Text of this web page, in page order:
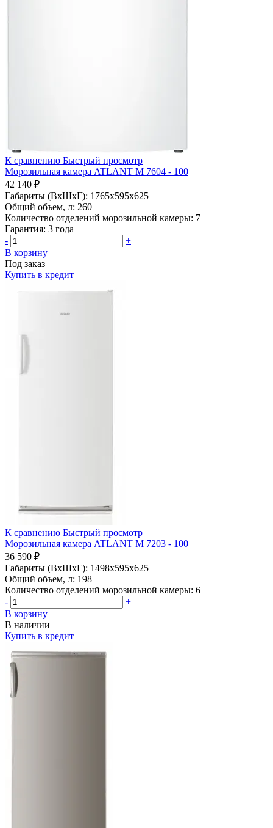
К сравнению Быстрый просмотр
Морозильная камера ATLANT М 7604 - 100
42 140 ₽
Габариты (ВхШхГ): 1765x595x625
Общий объем, л: 260
Количество отделений морозильной камеры: 7
Гарантия: 3 года
-
+
В корзину
Под заказ
Купить в кредит
К сравнению Быстрый просмотр
Морозильная камера ATLANT М 7203 - 100
36 590 ₽
Габариты (ВхШхГ): 1498x595x625
Общий объем, л: 198
Количество отделений морозильной камеры: 6
-
+
В корзину
В наличии
Купить в кредит